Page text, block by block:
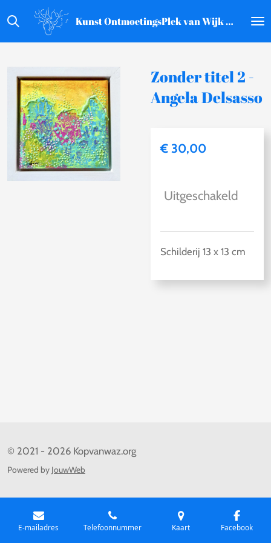
Ga
hoofdinhoud
Kunst OntmoetingsPlek van Wijk aan Zee
Zonder titel 2 -
Angela Delsasso
€ 30,00
Uitgeschakeld
Schilderij 13 x 13 cm
© 2021 - 2026 Kopvanwaz.org
Powered by JouwWeb
E-mailadres Telefoonnummer Kaart Facebook